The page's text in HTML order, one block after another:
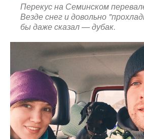
Перекус на Семинском
Везде снег и довольно
бы даже сказал — дубак.